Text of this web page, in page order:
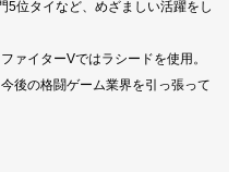
5位タイなど、めざましい活躍をし
ァイターVではラシードを使用。
後の格闘ゲーム業界を引っ張って